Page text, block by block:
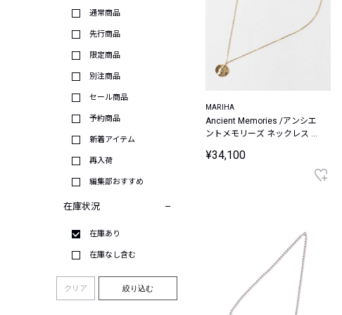
通常商品
先行商品
限定商品
別注商品
セール商品
予約商品
新着アイテム
再入荷
編集部おすすめ
在庫状況
在庫あり
在庫なし含む
クリア 絞り込む
MARIHA
Ancient Memories /アンシエ
ントメモリーズ ネックレス ダ
45cm (ゴールドカラー)【シル
¥34,100